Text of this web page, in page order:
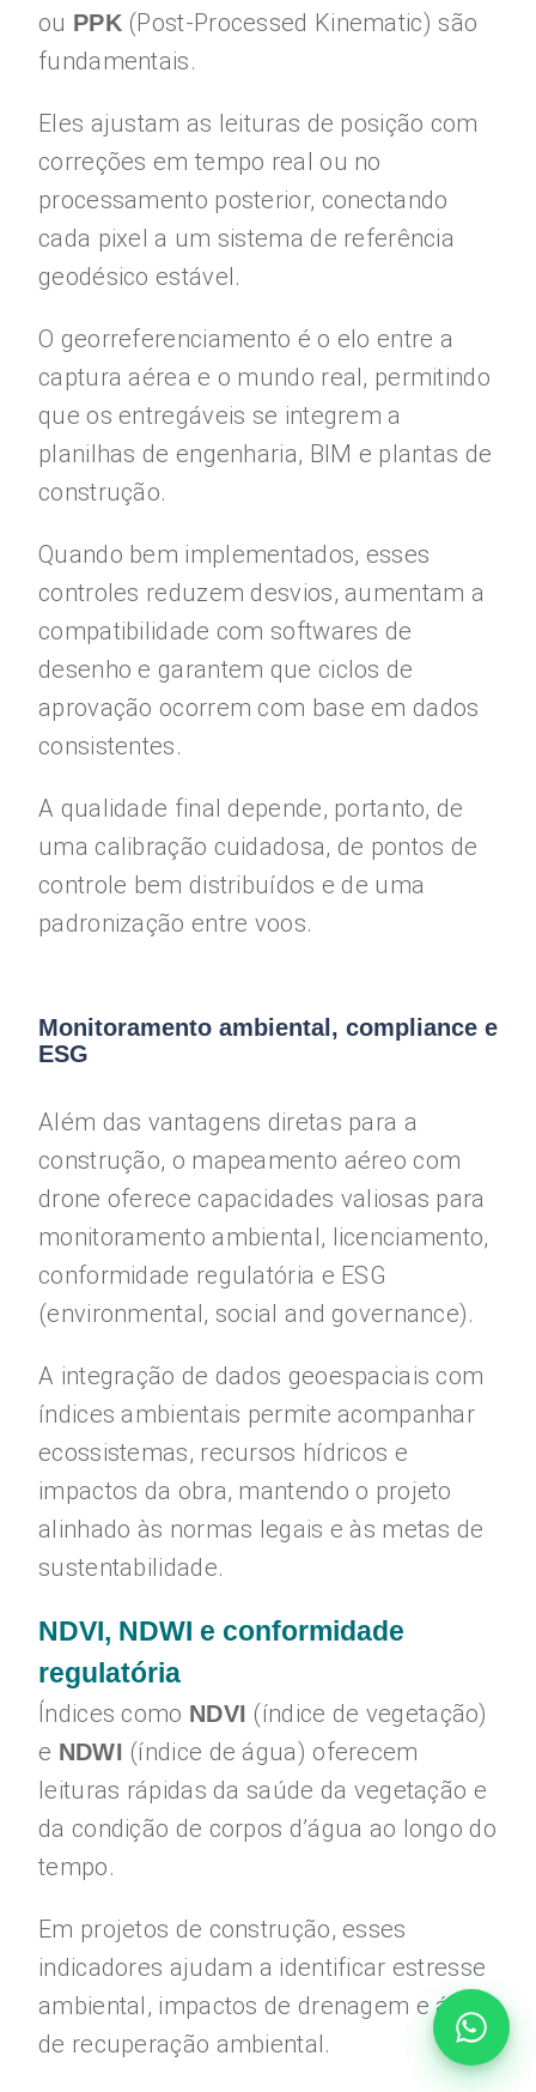
ou PPK(Post-Processed Kinematic) são
fundamentais.
Eles ajustam as leituras de posição com
correções em tempo real ou no
processamento posterior, conectando
cada pixel a um sistema de referência
geodésico estável.
O georreferenciamento é o elo entre a
captura aérea e o mundo real, permitindo
que os entregáveis se integrem a
planilhas de engenharia, BIM e plantas de
construção.
Quando bem implementados, esses
controles reduzem desvios, aumentam a
compatibilidade com softwares de
desenho e garantem que ciclos de
aprovação ocorrem com base em dados
consistentes.
A qualidade final depende, portanto, de
uma calibração cuidadosa, de pontos de
controle bem distribuídos e de uma
padronização entre voos.
Monitoramento ambiental, compliance e
ESG
Além das vantagens diretas para a
construção, o mapeamento aéreo com
drone oferece capacidades valiosas para
monitoramento ambiental, licenciamento,
conformidade regulatória e ESG
(environmental, social and governance).
A integração de dados geoespaciais com
índices ambientais permite acompanhar
ecossistemas, recursos hídricos e
impactos da obra, mantendo o projeto
alinhado às normas legais e às metas de
sustentabilidade.
NDVI, NDWI e conformidade
regulatória
Índices como NDVI (índice de vegetação)
e NDWI (índice de água) oferecem
leituras rápidas da saúde da vegetação e
da condição de corpos d’água ao longo do
tempo.
Em projetos de construção, esses
indicadores ajudam a identificar estresse
ambiental, impactos de drenagem e áreas
de recuperação ambiental.